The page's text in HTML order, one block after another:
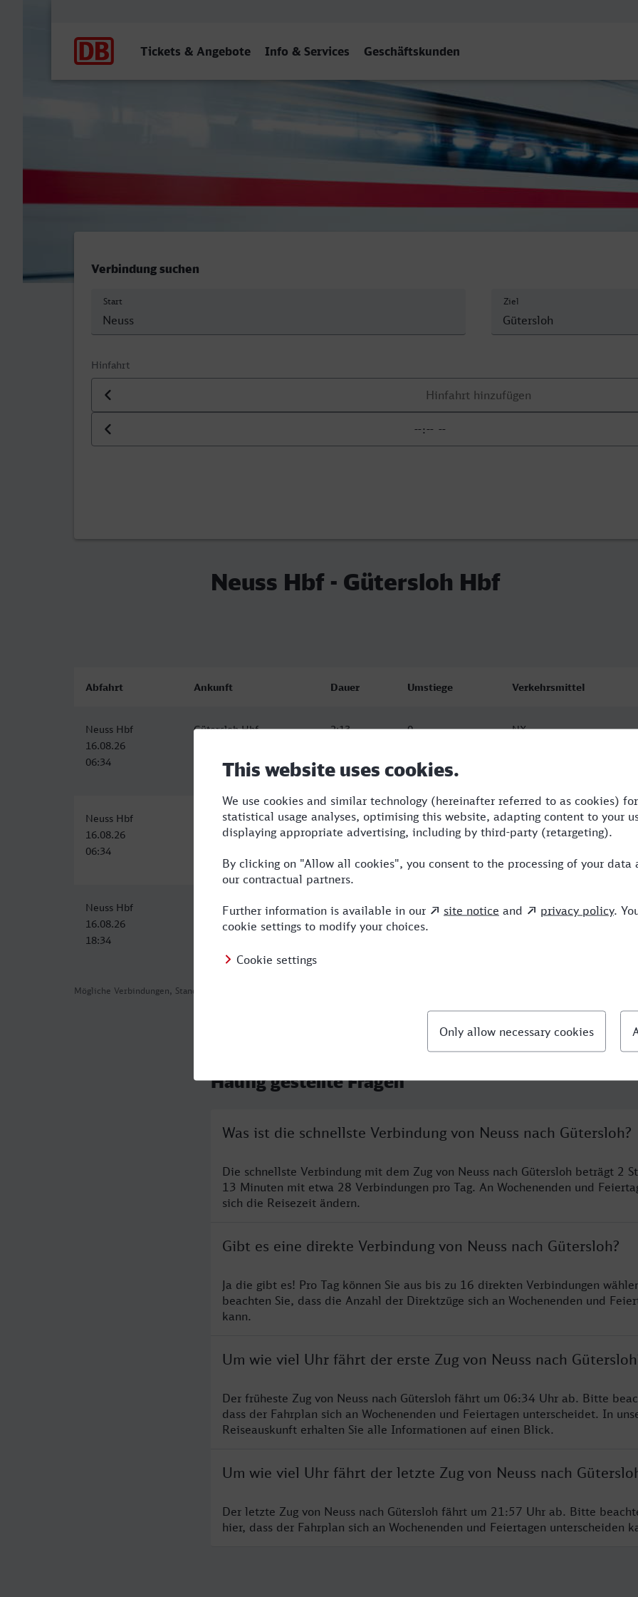
Tickets & Angebote Info & Services Geschäftskunden
Verbindung suchen
Start Ziel
Hinfahrt
Datum der Hinfahrt
Uhrzeit der Hinfahrt
Neuss Hbf - Gütersloh Hbf
Mögliche Verbindungen, Stand: 2026-08-02 02:45
Abfahrt Ankunft Dauer Umstiege Verkehrsmittel
Neuss Hbf
16.08.26
06:34
Gütersloh Hbf
2:13 0 NX
Neuss Hbf
16.08.26
06:34
Gütersloh Hbf
16.08.26
2:13 0 NX
Neuss Hbf
16.08.26
18:34
Gütersloh Hbf
16.08.26
2:13 0 NX
Häufig gestellte Fragen
Was ist die schnellste Verbindung von Neuss nach Gütersloh?
Die schnellste Verbindung mit dem Zug von Neuss nach Gütersloh beträgt 2
13 Minuten mit etwa 28 Verbindungen pro Tag. An Wochenenden und
sich die Reisezeit ändern.
Gibt es eine direkte Verbindung von Neuss nach Gütersloh?
Ja die gibt es! Pro Tag können Sie aus bis zu 16 direkten Verbindungen
beachten Sie, dass die Anzahl der Direktzüge sich an Wochenenden und
kann.
Um wie viel Uhr fährt der erste Zug von Neuss nach
Der früheste Zug von Neuss nach Gütersloh fährt um 06:34 Uhr ab. Bitte
dass der Fahrplan sich an Wochenenden und Feiertagen unterscheidet. In
Reiseauskunft erhalten Sie alle Informationen auf einen Blick.
Um wie viel Uhr fährt der letzte Zug von Neuss nach
Der letzte Zug von Neuss nach Gütersloh fährt um 21:57 Uhr ab. Bitte
hier, dass der Fahrplan sich an Wochenenden und Feiertagen unterscheiden